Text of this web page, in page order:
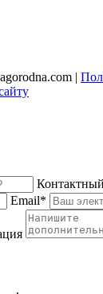
|
Email*